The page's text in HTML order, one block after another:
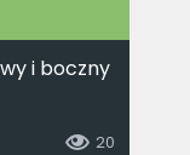
i boczny
20